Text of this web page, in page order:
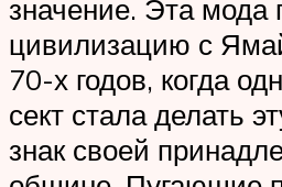
значение. Эта мода
цивилизацию с
70-х годов, когда
сект стала делать
знак своей